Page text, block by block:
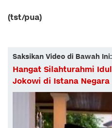
(tst/pua)
Saksikan Video di Bawah Ini:
Hangat Silahturahmi
Jokowi di Istana Negara